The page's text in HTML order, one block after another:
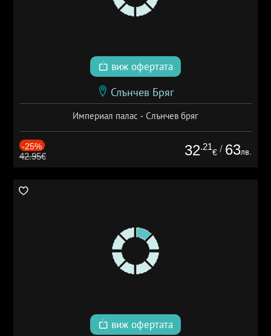
виж офертата
Слънчев Бряг
Империал палас - Слънчев бряг
-25%
42.95€ 32.21
€ / 63лв.
виж офертата